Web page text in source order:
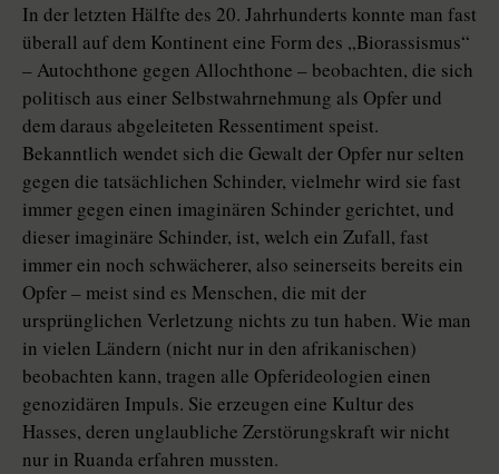
In der letzten Hälfte des 20. Jahrhunderts konnte man fast
überall auf dem Kontinent eine Form des „Biorassismus“
– Autochthone gegen Allochthone – beobachten, die sich
politisch aus einer Selbstwahrnehmung als Opfer und
dem daraus abgeleiteten Ressentiment speist.
Bekanntlich wendet sich die Gewalt der Opfer nur selten
gegen die tatsächlichen Schinder, vielmehr wird sie fast
immer gegen einen imaginären Schinder gerichtet, und
dieser imaginäre Schinder, ist, welch ein Zufall, fast
immer ein noch schwächerer, also seinerseits bereits ein
Opfer – meist sind es Menschen, die mit der
ursprünglichen Verletzung nichts zu tun haben. Wie man
in vielen Ländern (nicht nur in den afrikanischen)
beobachten kann, tragen alle Opferideologien einen
genozidären Impuls. Sie erzeugen eine Kultur des
Hasses, deren unglaubliche Zerstörungskraft wir nicht
nur in Ruanda erfahren mussten.